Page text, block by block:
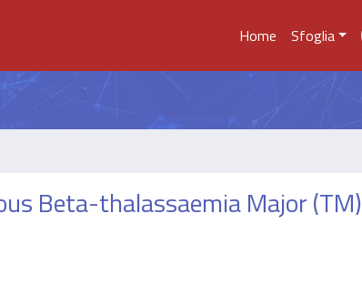
Home Sfoglia
Beta-thalassaemia Major (TM)